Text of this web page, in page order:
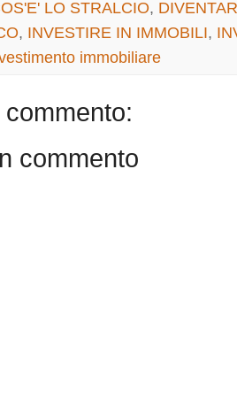
LO STRALCIO,
, INVESTIRE IN IMMOBILI,
immobiliare
commento